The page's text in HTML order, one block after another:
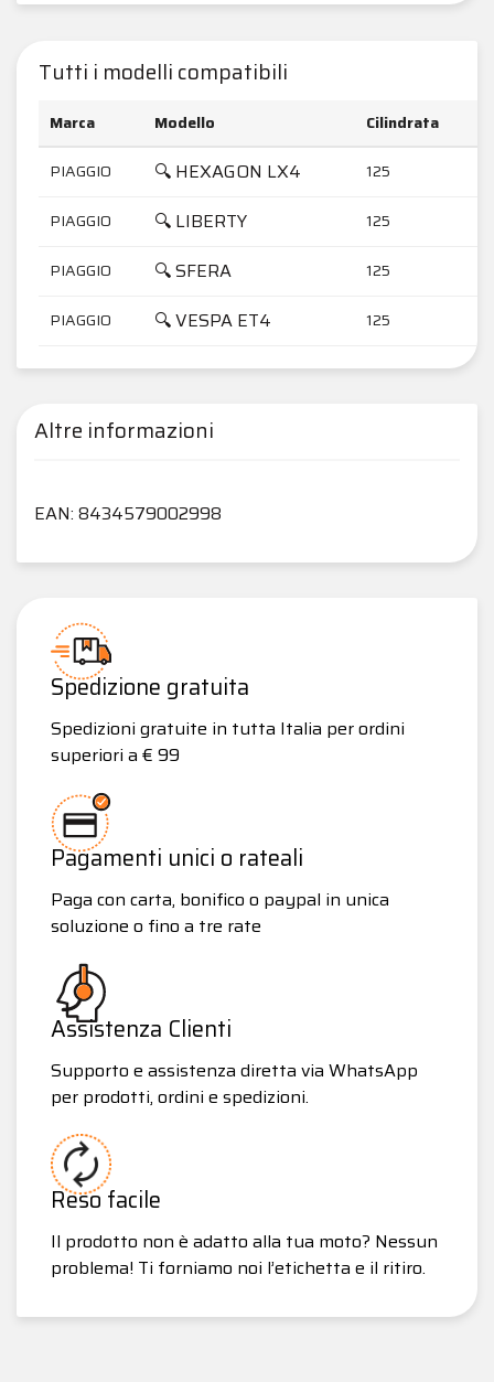
Tutti i modelli compatibili
Marca Modello Cilindrata
PIAGGIO
🔍 HEXAGON LX4 125
PIAGGIO 🔍 LIBERTY 125
PIAGGIO 🔍 SFERA 125
PIAGGIO 🔍 VESPA ET4 125
Altre informazioni
EAN: 8434579002998
Spedizione gratuita
Spedizioni gratuite in tutta Italia per ordini
superiori a € 99
Pagamenti unici o rateali
Paga con carta, bonifico o paypal in unica
soluzione o fino a tre rate
Assistenza Clienti
Supporto e assistenza diretta via WhatsApp
per prodotti, ordini e spedizioni.
Reso facile
Il prodotto non è adatto alla tua moto? Nessun
problema! Ti forniamo noi l’etichetta e il ritiro.